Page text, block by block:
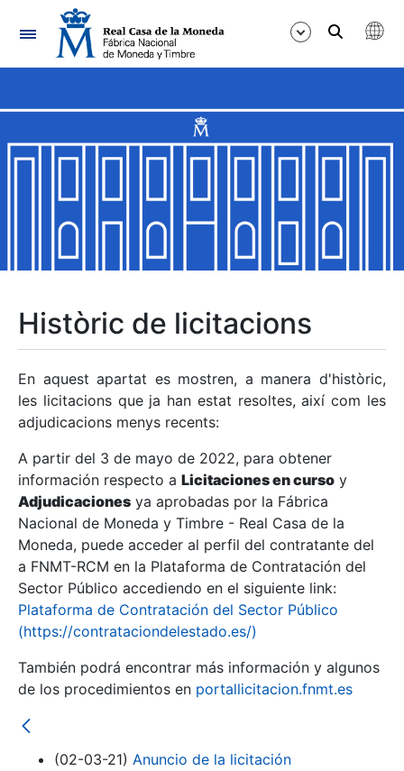
Navegació
Mostra/Amaga
Mostra/Amaga
Mostra/Amaga
Mostra/Amaga
Mostra/Amaga
Històric de licitacions
En aquest apartat es mostren, a manera d'històric,
les licitacions que ja han estat resoltes, així com les
adjudicacions menys recents:
A partir del 3 de mayo de 2022, para obtener
información respecto a Licitaciones en curso y
Adjudicaciones ya aprobadas por la Fábrica
Nacional de Moneda y Timbre - Real Casa de la
Moneda, puede acceder al perfil del contratante del
a FNMT-RCM en la Plataforma de Contratación del
Sector Público accediendo en el siguiente link:
Plataforma de Contratación del Sector Público
(https://contrataciondelestado.es/)
También podrá encontrar más información y algunos
de los procedimientos en portallicitacion.fnmt.es
(02-03-21) Anuncio de la licitación